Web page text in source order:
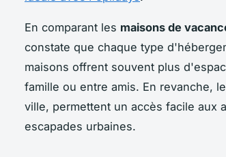
En comparant les maisons de
constate que chaque type
maisons offrent souvent plus
famille ou entre amis. En revanche,
ville, permettent un accès facile aux
escapades urbaines.